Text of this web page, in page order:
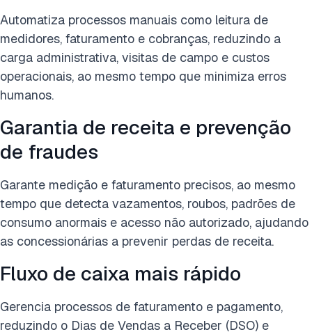
Automatiza processos manuais como leitura de
medidores, faturamento e cobranças, reduzindo a
carga administrativa, visitas de campo e custos
operacionais, ao mesmo tempo que minimiza erros
humanos.
Garantia de receita e prevenção
de fraudes
Garante medição e faturamento precisos, ao mesmo
tempo que detecta vazamentos, roubos, padrões de
consumo anormais e acesso não autorizado, ajudando
as concessionárias a prevenir perdas de receita.
Fluxo de caixa mais rápido
Gerencia processos de faturamento e pagamento,
reduzindo o Dias de Vendas a Receber (DSO) e